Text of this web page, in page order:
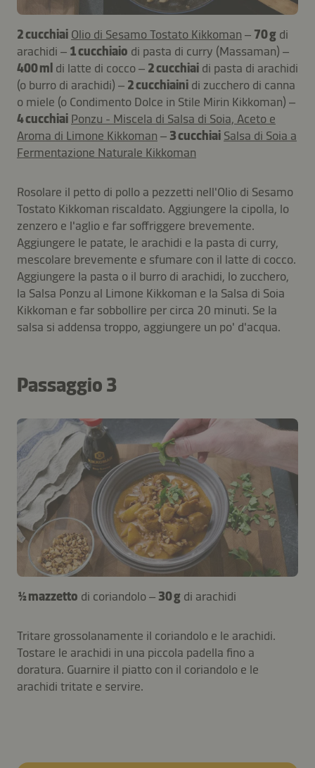
2 cucchiai Olio di Sesamo Tostato Kikkoman – 70 g di
arachidi – 1 cucchiaio di pasta di curry (Massaman) –
400 ml di latte di cocco – 2 cucchiai di pasta di arachidi
(o burro di arachidi) – 2 cucchiaini di zucchero di canna
o miele (o Condimento Dolce in Stile Mirin Kikkoman) –
4 cucchiai Ponzu - Miscela di Salsa di Soia, Aceto e
Aroma di Limone Kikkoman – 3 cucchiai Salsa di Soia a
Fermentazione Naturale Kikkoman
Rosolare il petto di pollo a pezzetti nell'Olio di Sesamo
Tostato Kikkoman riscaldato. Aggiungere la cipolla, lo
zenzero e l'aglio e far soffriggere brevemente.
Aggiungere le patate, le arachidi e la pasta di curry,
mescolare brevemente e sfumare con il latte di cocco.
Aggiungere la pasta o il burro di arachidi, lo zucchero,
la Salsa Ponzu al Limone Kikkoman e la Salsa di Soia
Kikkoman e far sobbollire per circa 20 minuti. Se la
salsa si addensa troppo, aggiungere un po' d'acqua.
Passaggio 3
½ mazzetto di coriandolo – 30 g di arachidi
Tritare grossolanamente il coriandolo e le arachidi.
Tostare le arachidi in una piccola padella fino a
doratura. Guarnire il piatto con il coriandolo e le
arachidi tritate e servire.